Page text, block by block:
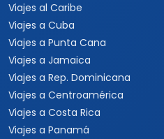
Viajes al Caribe
Viajes a Cuba
Viajes a Punta Cana
Viajes a Jamaica
Viajes a Rep. Dominicana
Viajes a Centroamérica
Viajes a Costa Rica
Viajes a Panamá